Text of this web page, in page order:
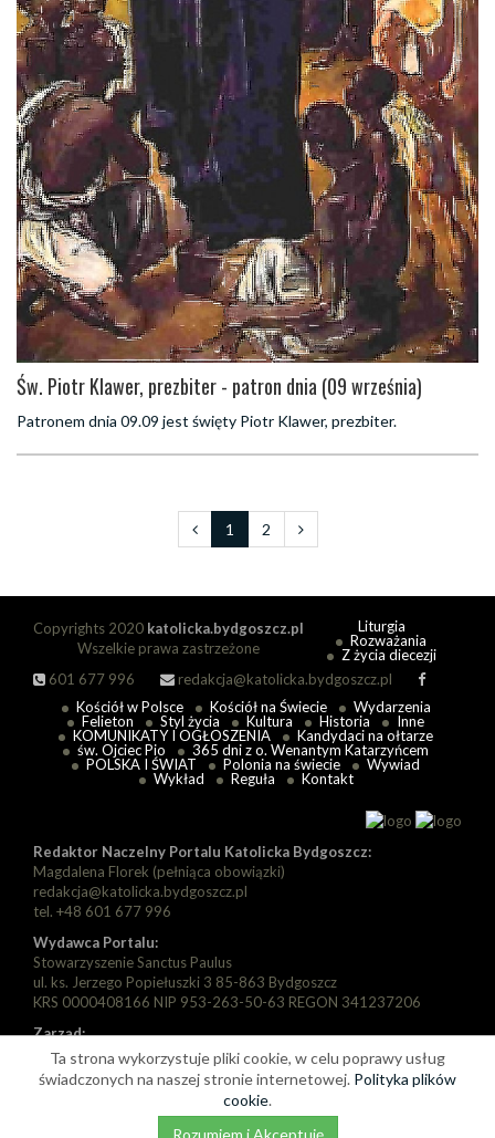
Św. Piotr Klawer, prezbiter - patron dnia (09 września)
Patronem dnia 09.09 jest święty Piotr Klawer, prezbiter.
1 2
Copyrights 2020 katolicka.bydgoszcz.pl
Wszelkie prawa zastrzeżone
601 677 996
redakcja@katolicka.bydgoszcz.pl
Liturgia
Rozważania
Z życia diecezji
Kościół w Polsce Kościół na Świecie
Wydarzenia
Felieton
Styl życia Kultura Historia
Inne
KOMUNIKATY I OGŁOSZENIA
Kandydaci na ołtarze
św. Ojciec Pio
365 dni z o. Wenantym Katarzyńcem
POLSKA I ŚWIAT
Polonia na świecie
Wywiad
Wykład
Reguła Kontakt
Redaktor Naczelny Portalu Katolicka Bydgoszcz:
Magdalena Florek (pełniąca obowiązki)
redakcja@katolicka.bydgoszcz.pl
tel. +48 601 677 996
Wydawca Portalu:
Stowarzyszenie Sanctus Paulus
ul. ks. Jerzego Popiełuszki 3 85-863 Bydgoszcz
KRS 0000408166 NIP 953-263-50-63 REGON 341237206
Zarząd:
Prezes: Piotr Florek
Wiceprezes: Paweł Szarapka
Wiceprezes: Michał Jędryka
Ta strona wykorzystuje pliki cookie, w celu poprawy usług
świadczonych na naszej stronie internetowej. Polityka plików
cookie.
Rozumiem i Akceptuję